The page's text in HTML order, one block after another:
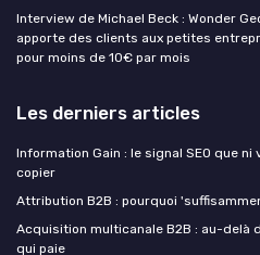
Interview de Michael Beck : Wonder
apporte des clients aux petites
pour moins de 10€ par mois
Les derniers articles
Information Gain : le signal SEO que
copier
Attribution B2B : pourquoi
Acquisition multicanale B2B : au-delà
qui paie